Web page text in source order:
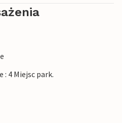
można odwiedzić
dobre warunki do udanego
4 Miejsc park.